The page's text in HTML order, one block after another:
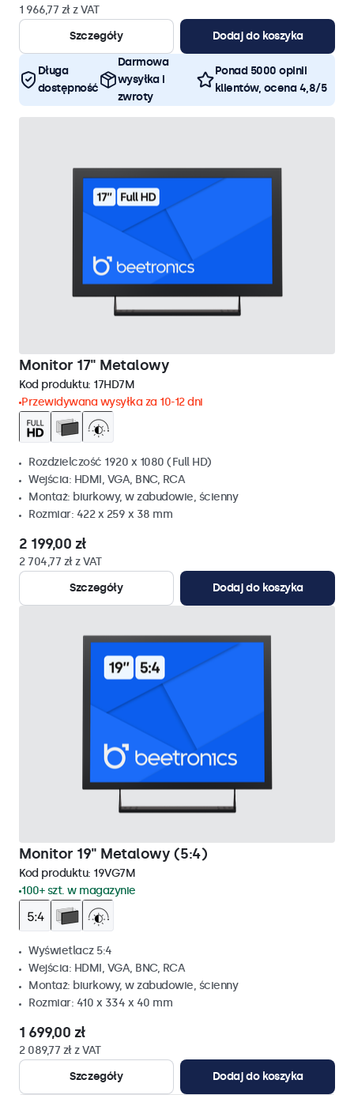
1 966,77 zł z VAT
Szczegóły
Dodaj do koszyka
Długa
dostępność
Darmowa
wysyłka i
zwroty
Ponad 5000 opinii
klientów, ocena 4,8/5
Monitor 17" Metalowy
Kod produktu: 17HD7M
Przewidywana wysyłka za 10-12 dni
Rozdzielczość 1920 x 1080 (Full HD)
Wejścia: HDMI, VGA, BNC, RCA
Montaż: biurkowy, w zabudowie, ścienny
Rozmiar: 422 x 259 x 38 mm
2 199,00 zł
2 704,77 zł z VAT
Szczegóły
Dodaj do koszyka
Monitor 19" Metalowy (5:4)
Kod produktu: 19VG7M
100+ szt. w magazynie
Wyświetlacz 5:4
Wejścia: HDMI, VGA, BNC, RCA
Montaż: biurkowy, w zabudowie, ścienny
Rozmiar: 410 x 334 x 40 mm
1 699,00 zł
2 089,77 zł z VAT
Szczegóły
Dodaj do koszyka